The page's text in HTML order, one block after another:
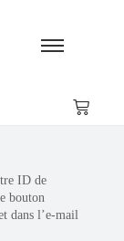
ID de
bouton
dans l’e-mail